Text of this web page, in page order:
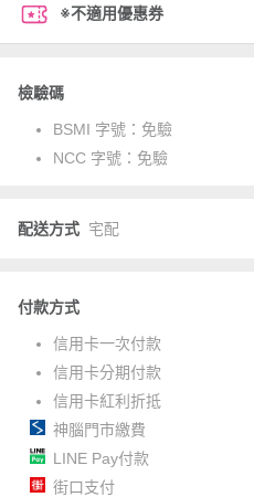
※不適用優惠券
檢驗碼
BSMI 字號： 免驗
NCC 字號： 免驗
配送方式 宅配
付款方式
信用卡一次付款
信用卡分期付款
信用卡紅利折抵
神腦門市繳費
LINE Pay付款
街口支付